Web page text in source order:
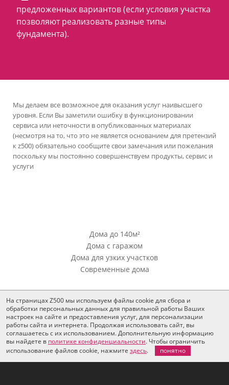
предложенных вариантов (если условия участка
позволяют реализовать разные типы
фундамента).
Мы делаем все возможное для оказания услуг наивысшего
уровня. Если Вы заметили ошибку в функционировании
сервиса или неточности в опубликованных материалах
(несмотря на то, что это не является основанием для претензий
к z500) обязательно сообщите свои замечания или пожелания
поскольку мы постоянно совершенствуем продукты, сервис и
услуги
Дома до 140м²
Дома с гаражом
Дома для узких участков
Современные дома
Проекты Z500
Проекты домов из кирпича
Дачные одноэтажные дома
Дополнения
Все для согласования
На страницах Z500 мы используем файлы cookie для сбора и
обработки персональных данных для правильной работы Ваших
настроек на сайте и предоставления услуг, для персонализации
работы сайта и интернета. Продолжая использовать сайт, вы
соглашаетесь с их использованием. Дополнительную информацию
вы найдете в политике конфиденциальности. Чтобы ограничить
использование файлов cookie, нажмите здесь. понятно